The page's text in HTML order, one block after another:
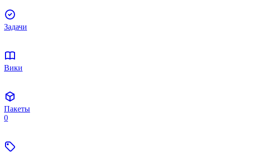
Задачи
Вики
Пакеты
0